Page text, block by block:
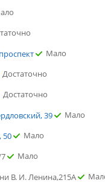
Мало
Достаточно
Достаточно
39
Мало
50
Мало
Мало
В. И. Ленина,215А